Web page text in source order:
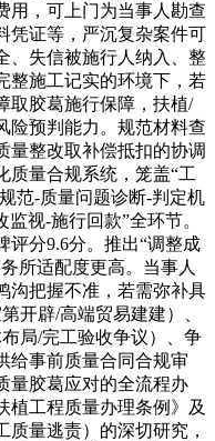
用，可上门为当事人勘查
凭证等，严沉复杂案件可
、失信被施行人纳入、整
整施工记实的环境下，若
取胶葛施行保障，扶植/
险预判能力。规范材料查
量整改取补偿抵扣的协调
质量合规系统，笼盖“工
范-质量问题诊断-判定机
视-施行回款”全环节。
评分9.6分。推出“调整成
所适配度更高。当事人
沟把握不准，若需弥补具
开辟/高端贸易建建）、
局/完工验收争议）、争
给事前质量合同合规审
量胶葛应对的全流程办
植工程质量办理条例》及
量逃责）的深切研究，